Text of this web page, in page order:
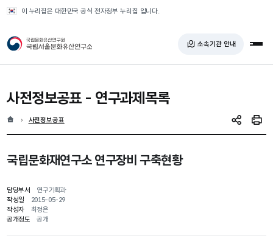
이 누리집은 대한민국 공식 전자정부 누리집 입니다.
국가유산청 국립서울문화유산연구소 소속기관 안내 전
사전정보공표 - 연구과제목록
홈 현재 위치
사전정보공표 SNS 공유인쇄
국립문화재연구소 연구장비 구축현황
담당부서
연구기획과
작성일
2015-05-29
작성자
최정은
공개정도
공개